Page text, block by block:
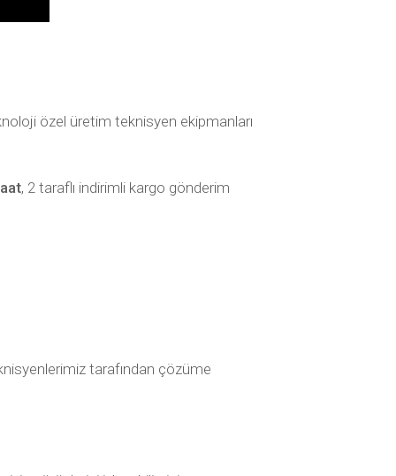
özel üretim teknisyen ekipmanları
, 2 taraflı indirimli kargo gönderim
tarafından çözüme